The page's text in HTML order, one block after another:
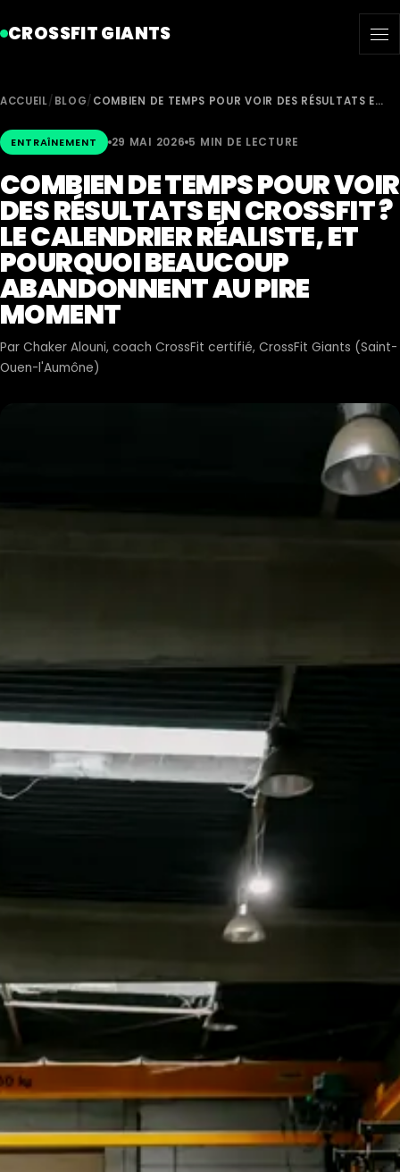
CROSSFIT GIANTS
ACCUEIL/ BLOG/ COMBIEN DE TEMPS POUR VOIR DES RÉSULTATS E…
ENTRAÎNEMENT 29 MAI 2026 5 MIN DE LECTURE
COMBIEN DE TEMPS POUR VOIR
DES RÉSULTATS EN CROSSFIT ?
LE CALENDRIER RÉALISTE, ET
POURQUOI BEAUCOUP
ABANDONNENT AU PIRE
MOMENT
Par Chaker Alouni, coach CrossFit certifié, CrossFit Giants (Saint-
Ouen-l'Aumône)